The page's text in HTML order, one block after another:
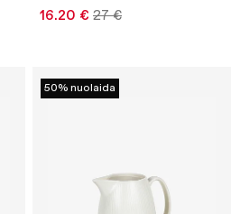
16.20 € 27 €
50% nuolaida